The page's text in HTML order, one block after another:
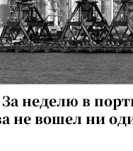
неделю в
не вошел ни